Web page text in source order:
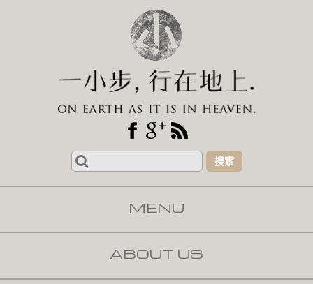
Search
for:
MENU
SKIP TO CONTENT
ABOUT US